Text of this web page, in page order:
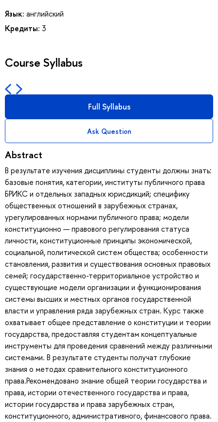
Язык: английский
Кредиты: 3
Course Syllabus
Full Syllabus
Ask Question
Abstract
В результате изучения дисциплины студенты должны знать:
базовые понятия, категории, институты публичного права
БРИКС и отдельных западных юрисдикций; специфику
общественных отношений в зарубежных странах,
урегулированных нормами публичного права; модели
конституционно — правового регулирования статуса
личности, конституционные принципы экономической,
социальной, политической систем общества; особенности
становления, развития и существования основных правовых
семей; государственно-территориальное устройство и
существующие модели организации и функционирования
системы высших и местных органов государственной
власти и управления ряда зарубежных стран. Курс также
охватывает общее представление о конституции и теории
государства, предоставляя студентам концептуальные
инструменты для проведения сравнений между различными
системами. В результате студенты получат глубокие
знания о методах сравнительного конституционного
права.Рекомендовано знание общей теории государства и
права, истории отечественного государства и права,
истории государства и права зарубежных стран,
конституционного, административного, финансового права.